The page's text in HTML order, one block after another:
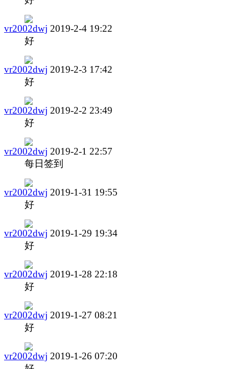
vr2002dwj 2019-2-4 19:22
好
vr2002dwj 2019-2-3 17:42
好
vr2002dwj 2019-2-2 23:49
好
vr2002dwj 2019-2-1 22:57
每日签到
vr2002dwj 2019-1-31 19:55
好
vr2002dwj 2019-1-29 19:34
好
vr2002dwj 2019-1-28 22:18
好
vr2002dwj 2019-1-27 08:21
好
vr2002dwj 2019-1-26 07:20